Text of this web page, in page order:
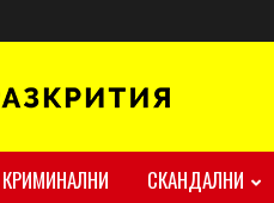
КРИМИНАЛНИ СКАНДАЛНИ